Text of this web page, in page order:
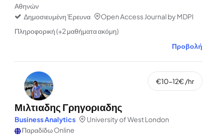
Αθηνών
Δημοσιευμένη Έρευνα
Open Access Journal by MDPI
Πληροφορική (+2 μαθήματα ακόμη)
Προβολή
Μιλτιαδης Γρηγοριαδης
Business Analytics
University of West London
Παραδίδω Online
€10-12€ /hr